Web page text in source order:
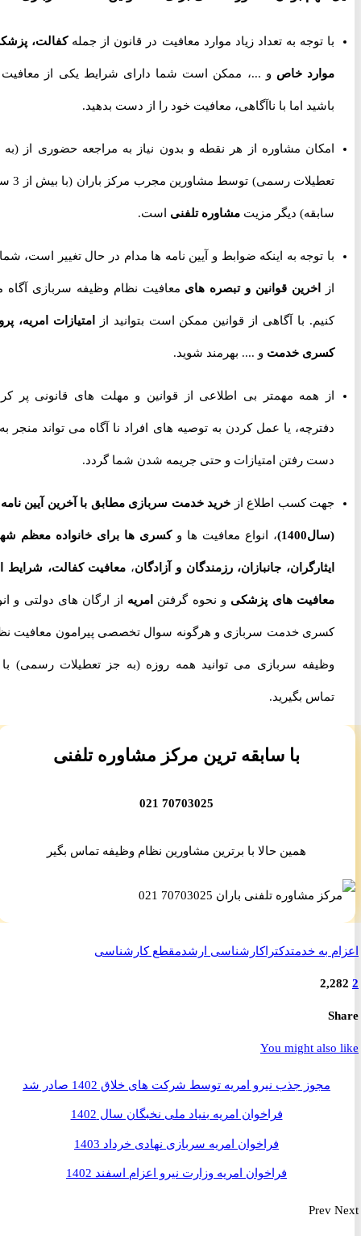
با توجه به تعداد زیاد موارد معافیت در قانون از جملهکفالت، پزشکی،
موارد خاصو ...، ممکن است شما دارای شرایط یکی از معافیت ها
باشید اما با ناآگاهی، معافیت خود را از دست بدهید.
امکان مشاوره از هر نقطه و بدون نیاز به مراجعه حضوری از (به جز
تعطیلات رسمی) توسط مشاورین مجرب مرکز باران (با بیش از 3 سال
سابقه) دیگر مزیت مشاوره تلفنیاست.
با توجه به اینکه ضوابط و آیین نامه ها مدام در حال تغییر است، شما را
اخرین قوانین و تبصره هایمعافیت نظام وظیفه سربازی آگاه می
کنیم. با آگاهی از قوانین ممکن است بتوانید ازامتیازات امریه، پروژه
کسری خدمتو .... بهرمند شوید.
از همه مهمتر بی اطلاعی از قوانین و مهلت های قانونی پر کردن
دفترچه، یا عمل کردن به توصیه های افراد نا آگاه می تواند منجر به از
دست رفتن امتیازات و حتی جریمه شدن شما گردد.
جهت کسب اطلاع ازخرید خدمت سربازی مطابق با آخرین آیین نامه ها
(سال1400) ، انواع معافیت ها و کسری ها برای خانواده معظم شهدا،
ایثارگران، جانبازان، رزمندگان و آزادگان،معافیت کفالت، شرایط اخذ
معافیت های پزشکیو نحوه گرفتن امریهاز ارگان های دولتی و انواع
کسری خدمت سربازی و هرگونه سوال تخصصی پیرامون معافیت نظام
وظیفه سربازی می توانید همه روزه (به جز تعطیلات رسمی) با ما
تماس بگیرید.
با سابقه ترین مرکز مشاوره تلفنی
70703025 021
همین حالا با برترین مشاورین نظام وظیفه تماس بگیر
به خدمتدکتراکارشناسی ارشدمقطع کارشناسی
You might
مجوز جذب نیرو امریه توسط شرکت های خلاق 1402 صادر شد
فراخوان امریه بنیاد ملی نخبگان سال 1402
فراخوان امریه سربازی نهادی خرداد 1403
فراخوان امریه وزارت نیرو اعزام اسفند 1402
Prev